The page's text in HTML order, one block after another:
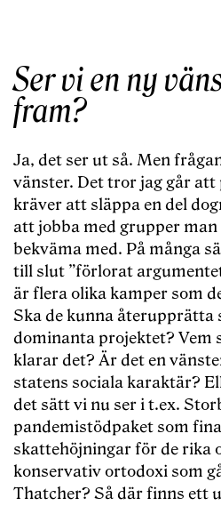
Ser vi en ny
fram?
Ja, det ser ut så. Men
vänster. Det tror jag går att
kräver att släppa en del
att jobba med grupper man
bekväma med. På många
till slut ”förlorat
är flera olika kamper som
Ska de kunna återupprätta
dominanta projektet? Vem
klarar det? Är det en
statens sociala karaktär?
det sätt vi nu ser i t.ex.
pandemistödpaket som
skattehöjningar för de rika
konservativ ortodoxi som
Thatcher? Så där finns ett